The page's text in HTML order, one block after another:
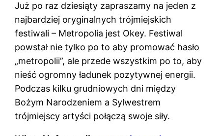
Już po raz dziesiąty zapraszamy na jeden z
najbardziej oryginalnych trójmiejskich
festiwali – Metropolia jest Okey. Festiwal
powstał nie tylko po to aby promować hasło
„metropolii”, ale przede wszystkim po to, aby
nieść ogromny ładunek pozytywnej energii.
Podczas kilku grudniowych dni między
Bożym Narodzeniem a Sylwestrem
trójmiejscy artyści połączą swoje siły.